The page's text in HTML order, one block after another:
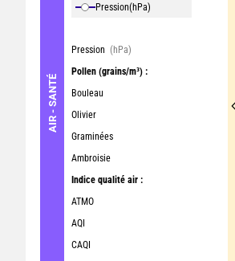
AIR - SANTÉ
Pression(hPa)
Pression (hPa)
Pollen (grains/m³) :
Bouleau
Olivier
Graminées
Ambroisie
Indice qualité air :
ATMO
AQI
CAQI